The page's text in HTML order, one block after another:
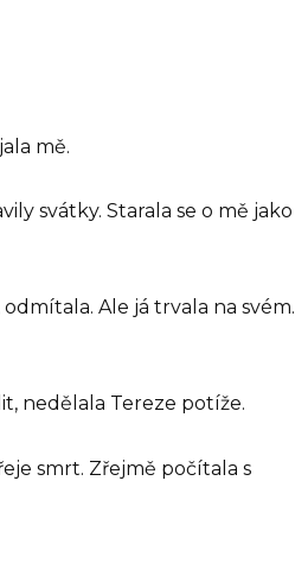
mě.
svátky. Starala se o mě jako
Ale já trvala na svém.
nedělala Tereze potíže.
smrt. Zřejmě počítala s